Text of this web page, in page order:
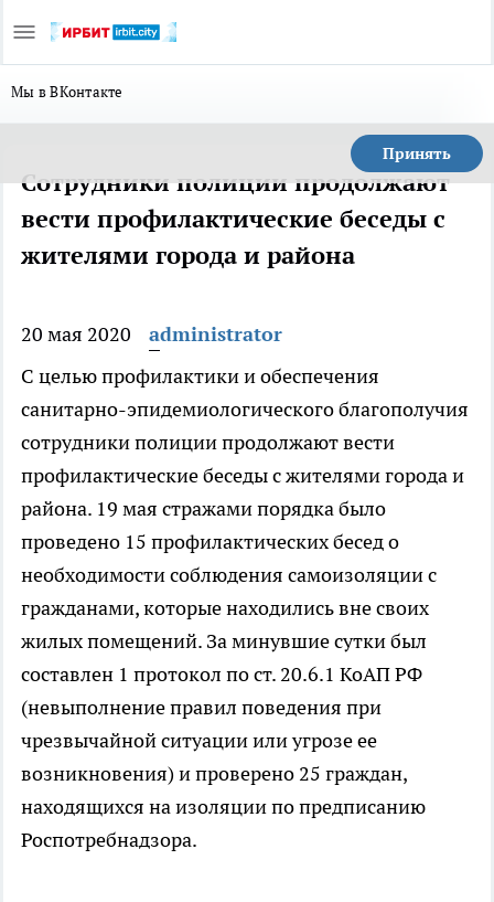
Мы в ВКонтакте
Принять
Сотрудники полиции продолжают
вести профилактические беседы с
жителями города и района
20 мая 2020
administrator
С целью профилактики и обеспечения
санитарно-эпидемиологического благополучия
сотрудники полиции продолжают вести
профилактические беседы с жителями города и
района. 19 мая стражами порядка было
проведено 15 профилактических бесед о
необходимости соблюдения самоизоляции с
гражданами, которые находились вне своих
жилых помещений. За минувшие сутки был
составлен 1 протокол по ст. 20.6.1 КоАП РФ
(невыполнение правил поведения при
чрезвычайной ситуации или угрозе ее
возникновения) и проверено 25 граждан,
находящихся на изоляции по предписанию
Роспотребнадзора.